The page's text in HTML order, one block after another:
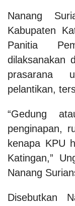
Nanang
Kabupaten
Panitia
dilaksanakan
prasarana
pelantikan,
“Gedung
penginapan,
kenapa KPU
Katingan,”
Nanang
Disebutkan